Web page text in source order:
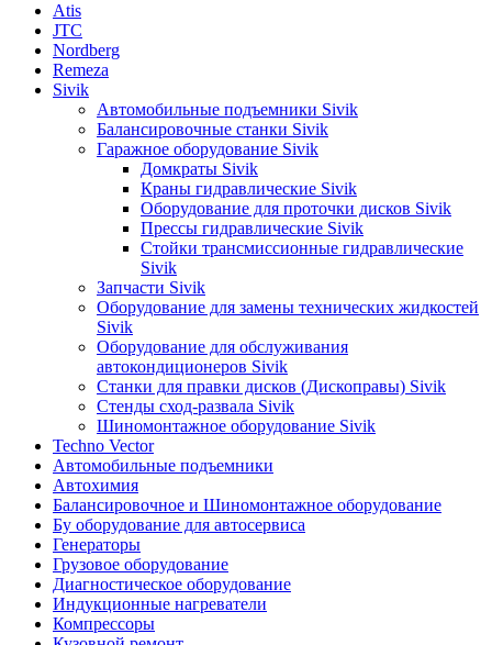
Atis
JTC
Nordberg
Remeza
Sivik
Автомобильные подъемники Sivik
Балансировочные станки Sivik
Гаражное оборудование Sivik
Домкраты Sivik
Краны гидравлические Sivik
Оборудование для проточки дисков Sivik
Прессы гидравлические Sivik
Стойки трансмиссионные гидравлические
Sivik
Запчасти Sivik
Оборудование для замены технических жидкостей
Sivik
Оборудование для обслуживания
автокондиционеров Sivik
Станки для правки дисков (Дископравы) Sivik
Стенды сход-развала Sivik
Шиномонтажное оборудование Sivik
Techno Vector
Автомобильные подъемники
Автохимия
Балансировочное и Шиномонтажное оборудование
Бу оборудование для автосервиса
Генераторы
Грузовое оборудование
Диагностическое оборудование
Индукционные нагреватели
Компрессоры